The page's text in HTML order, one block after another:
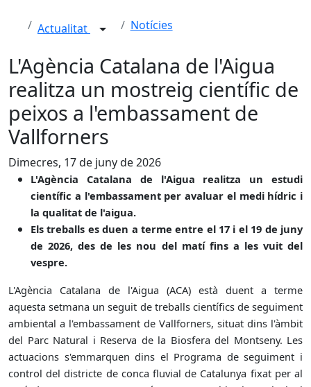
Actualitat Notícies
L'Agència Catalana de l'Aigua
realitza un mostreig científic de
peixos a l'embassament de
Vallforners
Dimecres, 17 de juny de 2026
L'Agència Catalana de l'Aigua realitza un estudi
científic a l'embassament per avaluar el medi hídric i
la qualitat de l'aigua.
Els treballs es duen a terme entre el 17 i el 19 de juny
de 2026, des de les nou del matí fins a les vuit del
vespre.
L'Agència Catalana de l'Aigua (ACA) està duent a terme
aquesta setmana un seguit de treballs científics de seguiment
ambiental a l'embassament de Vallforners, situat dins l'àmbit
del Parc Natural i Reserva de la Biosfera del Montseny. Les
actuacions s'emmarquen dins el Programa de seguiment i
control del districte de conca fluvial de Catalunya fixat per al